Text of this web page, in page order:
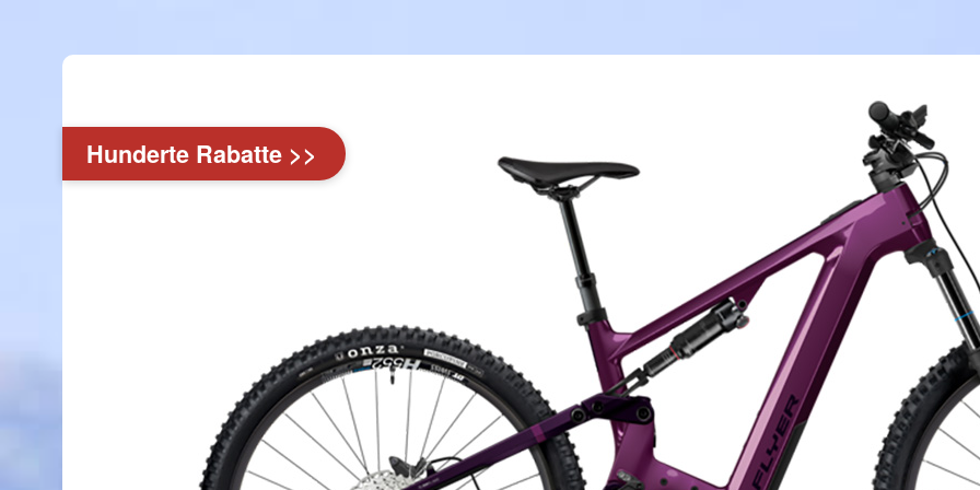
Hunderte Rabatte >>